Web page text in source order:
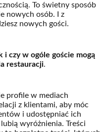
To świetny sposób
nowych osób. I z
nowych gości.
i czy w ogóle goście mogą
restauracji.
profile w mediach
z klientami, aby móc
i udostępniać ich
wyróżnienia. Treści